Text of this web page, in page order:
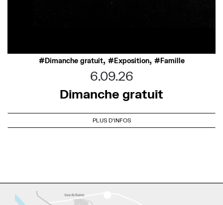
Dimanche gratuit, Exposition, Famille
6.09.26
Dimanche gratuit
PLUS D'INFOS